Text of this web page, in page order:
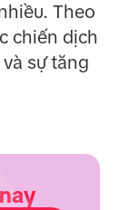
Theo
chiến dịch
sự tăng